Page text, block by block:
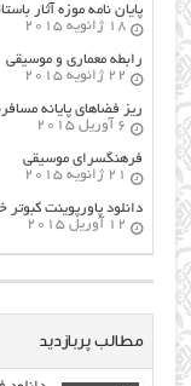
پایان نامه موزه آثار
18 ژانویه 2015
رابطه معماری و موسیقی
22 ژانویه 2015
ریز فضاهای پایانه
6 آوریل 2015
فرهنگسراي موسيقي
21 ژانویه 2015
دانلود پاورپوینت کبوتر
12 آوریل 2015
مطالب پربازدید